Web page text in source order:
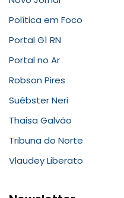
Política em Foco
Portal G1 RN
Portal no Ar
Robson Pires
Suébster Neri
Thaisa Galvão
Tribuna do Norte
Vlaudey Liberato